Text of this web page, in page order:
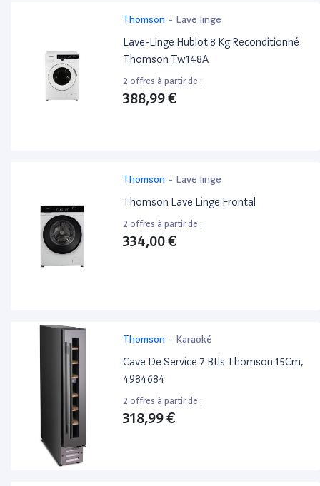
Thomson - Lave linge
Lave-Linge Hublot 8 Kg Reconditionné
Thomson Tw148A
2 offres à partir de :
388,99 €
Thomson - Lave linge
Thomson Lave Linge Frontal
2 offres à partir de :
334,00 €
Thomson - Karaoké
Cave De Service 7 Btls Thomson 15Cm,
4984684
2 offres à partir de :
318,99 €